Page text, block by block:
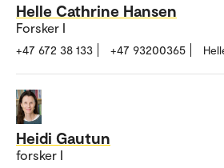
Helle Cathrine Hansen
Forsker I
+47 672 38 133 +47 93200365
Heidi Gautun
forsker I